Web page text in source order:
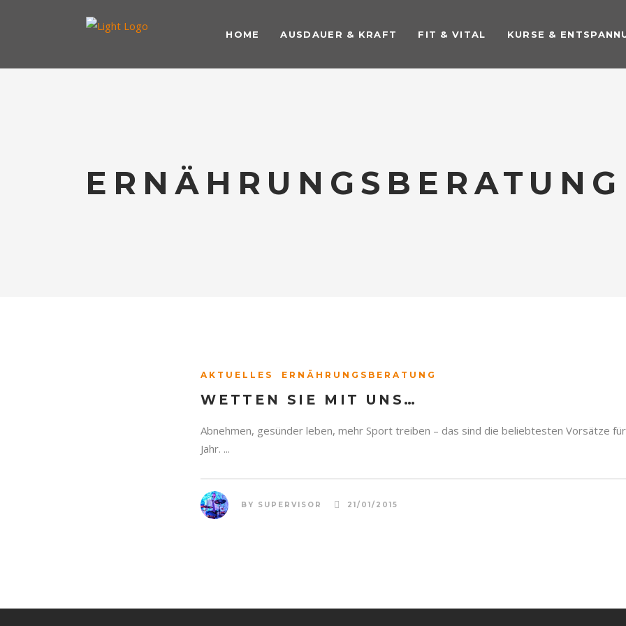
HOME AUSDAUER & KRAFT FIT & VITAL KURSE &
ERNÄHRUNGSBERATUNG
AKTUELLES ERNÄHRUNGSBERATUNG
WETTEN SIE MIT UNS…
Abnehmen, gesünder leben, mehr Sport treiben – das sind die beliebtesten Vorsätze
Jahr. ...
BY SUPERVISOR 21/01/2015